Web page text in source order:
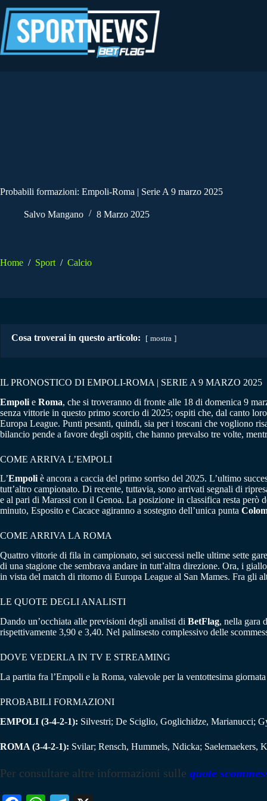
al
contenuto
Probabili formazioni: Empoli-Roma | Serie A 9 marzo 2025
Salvo Mangano 8 Marzo 2025
Home / Sport / Calcio
Cosa troverai in questo articolo: mostra
IL PRONOSTICO DI EMPOLI-ROMA | SERIE A 9 MARZO 2025
Empoli e Roma, che si troveranno di fronte alle 18 di domenica 9
senza vittorie in questo primo scorcio di 2025; ospiti che, dal canto
Europa League. Punti pesanti, quindi, sia per i toscani che vogliono
bilancio pende a favore degli ospiti, che hanno prevalso tre volte,
COME ARRIVA L’EMPOLI
L’Empoliè ancora a caccia del primo sorriso del 2025. L’ultimo
tutt’altro campionato. Di recente, tuttavia, sono arrivati segnali di
e al pari di Marassi con il Genoa. La posizione in classifica resta
minuto, Esposito e Cacace agiranno a sostegno dell’unica punta
COME ARRIVA LA ROMA
Quattro vittorie di fila in campionato, sei successi nelle ultime sette
di una stagione che sembrava andare in tutt’altra direzione. Ora, i
in vista del match di ritorno di Europa League al San Mames. Fra gli
LE QUOTE DEGLI ANALISTI
Dando un’occhiata alle previsioni degli analisti di BetFlag, nella gara
rispettivamente 3,90 e 3,40. Nel palinsesto complessivo delle
DOVE VEDERLA IN TV E STREAMING
La partita fra l’Empoli e la Roma, valevole per la ventottesima
PROBABILI FORMAZIONI
EMPOLI (3-4-2-1): Silvestri; De Sciglio, Goglichidze, Marianucci;
ROMA (3-4-2-1): Svilar; Rensch, Hummels, Ndicka; Saelemaekers,
Per consultare altre informazioni sulle quote